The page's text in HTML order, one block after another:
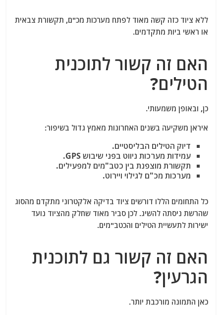
ללא ציוד כזה קשה מאוד לפתח מערכות מכ"ם, תקשורת צבאית
או ראשי ביות מתקדמים.
האם זה קשור לתוכנית
הטילים?
כן, ובאופן משמעותי.
איראן משקיעה בשנים האחרונות מאמץ גדול בשיפור:
דיוק הטילים הבליסטיים.
עמידות מערכות ניווט בפני שיבוש GPS.
תקשורת מוצפנת בין כטב"מים למפעילים.
מערכות מכ"ם לגילוי ויירוט.
כל התחומים הללו דורשים ציוד בדיקה אלקטרוני מתקדם מהסוג
שהרשת ניסתה להשיג. לכן סביר מאוד שחלק מהציוד נועד
ישירות לתעשיית הטילים והכטב"מים.
האם זה קשור גם לתוכנית
הגרעין?
כאן התמונה מורכבת יותר.